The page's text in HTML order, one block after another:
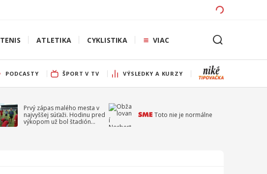
TENIS ATLETIKA CYKLISTIKA VIAC
PODCASTY ŠPORT V TV VÝSLEDKY A KURZY
Prvý zápas malého mesta v
najvyššej súťaži. Hodinu pred
výkopom už bol štadión
Toto nie je normálne